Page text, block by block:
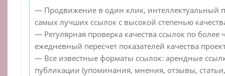
— Продвижение в один клик, интеллектуальный
самых лучших ссылок с высокой степенью
— Регулярная проверка качества ссылок по более
ежедневный пересчет показателей качества
— Все известные форматы ссылок: арендные
публикации (упоминания, мнения, отзывы,